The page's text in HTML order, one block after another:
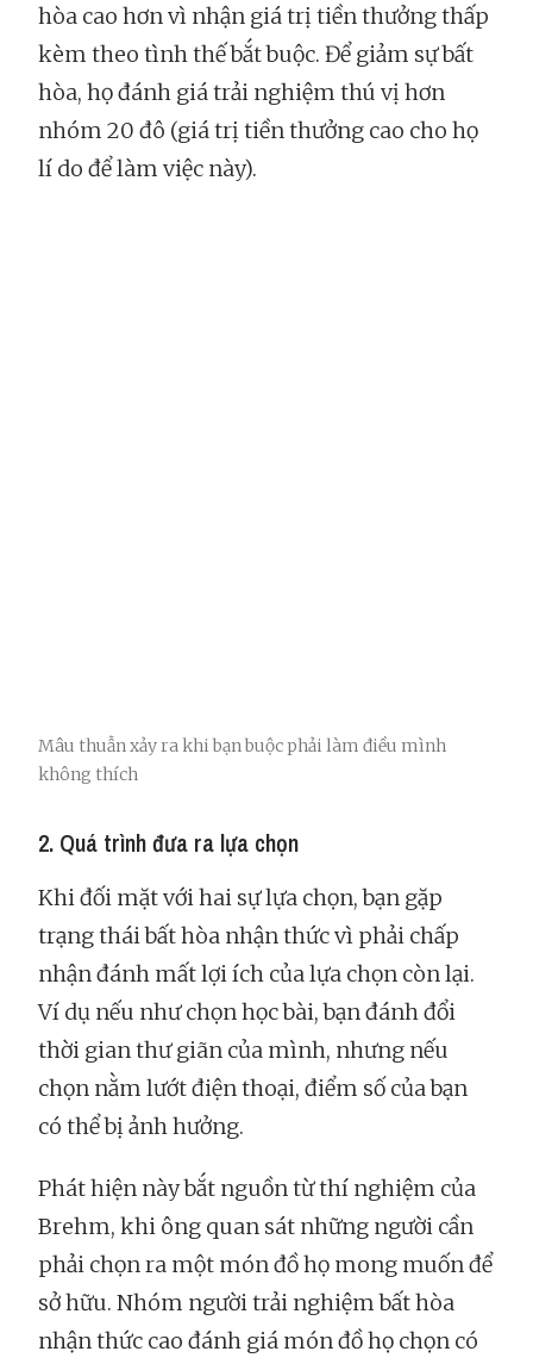
hòa cao hơn vì nhận giá trị tiền thưởng thấp
kèm theo tình thế bắt buộc. Để giảm sự bất
hòa, họ đánh giá trải nghiệm thú vị hơn
nhóm 20 đô (giá trị tiền thưởng cao cho họ
lí do để làm việc này).
Mâu thuẫn xảy ra khi bạn buộc phải làm điều mình
không thích
2. Quá trình đưa ra lựa chọn
Khi đối mặt với hai sự lựa chọn, bạn gặp
trạng thái bất hòa nhận thức vì phải chấp
nhận đánh mất lợi ích của lựa chọn còn lại.
Ví dụ nếu như chọn học bài, bạn đánh đổi
thời gian thư giãn của mình, nhưng nếu
chọn nằm lướt điện thoại, điểm số của bạn
có thể bị ảnh hưởng.
Phát hiện này bắt nguồn từ thí nghiệm của
Brehm, khi ông quan sát những người cần
phải chọn ra một món đồ họ mong muốn để
sở hữu. Nhóm người trải nghiệm bất hòa
nhận thức cao đánh giá món đồ họ chọn có